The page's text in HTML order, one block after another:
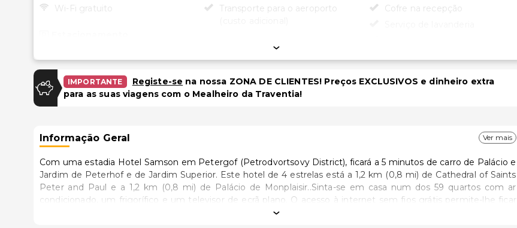
Wi-Fi gratuito
Estacionamento gratuito
Instalações
Caixa multibanco/serviços
Transporte para o aeroporto
Acessibilidade
quartos selecionados)
Recepção acessível para
Cofre na recepção
IMPORTANTE Registe-se na nossa ZONA DE CLIENTES! Preços EXCLUSIVOS e dinheiro extra
para as suas viagens com o Mealheiro da Traventia!
Informação Geral Ver mais
Com uma estadia Hotel Samson em Petergof (Petrodvortsovy District), ficará a 5 minutos de carro de Palácio e
Jardim de Peterhof e de Jardim Superior. Este hotel de 4 estrelas está a 1,2 km (0,8 mi) de Cathedral of Saints
Peter and Paul e a 1,2 km (0,8 mi) de Palácio de Monplaisir..Sinta-se em casa num dos 59 quartos com ar
condicionado, um frigorífico e um televisor de ecrã plano. O acesso à internet sem fios grátis permite-lhe ficar
sempre em contacto. Ao final do dia, assista a uma seleção de canais por cabo. As casas de banho privativas